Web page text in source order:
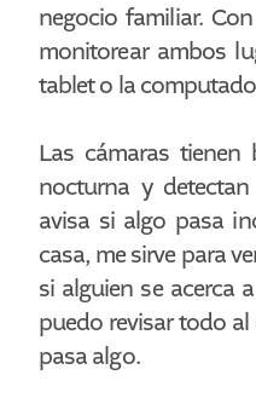
negocio familiar.
monitorear ambos
tablet o la
Las cámaras tienen
nocturna y
avisa si algo pasa
casa, me sirve para
si alguien se acerca
puedo revisar todo al
pasa algo.